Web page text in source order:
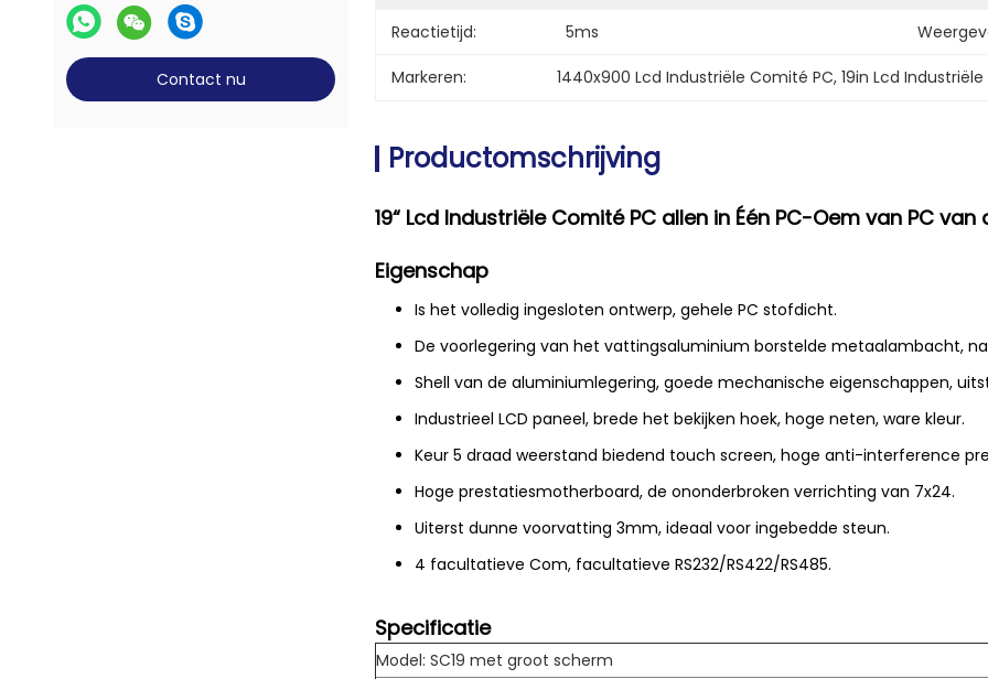
Contact nu
Reactietijd:
5ms
Markeren: 1440x900 Lcd Industriële Comité PC, 19in Lcd
Productomschrijving
19“ Lcd Industriële Comité PC allen in Één PC-Oem van PC
Eigenschap
Is het volledig ingesloten ontwerp, gehele PC stofdicht.
De voorlegering van het vattingsaluminium borstelde metaalambacht,
Shell van de aluminiumlegering, goede mechanische eigenschappen,
Industrieel LCD paneel, brede het bekijken hoek, hoge neten, ware kleur.
Keur 5 draad weerstand biedend touch screen, hoge anti-interference
Hoge prestatiesmotherboard, de ononderbroken verrichting van 7x24.
Uiterst dunne voorvatting 3mm, ideaal voor ingebedde steun.
4 facultatieve Com, facultatieve RS232/RS422/RS485.
Specificatie
Model: SC19 met groot scherm